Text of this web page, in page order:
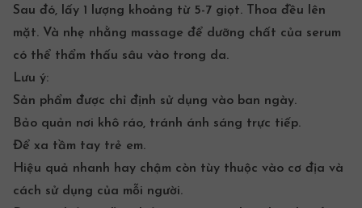
Sau đó, lấy 1 lượng khoảng từ 5-7 giọt. Thoa đều lên
mặt. Và nhẹ nhằng massage để dưỡng chất của serum
có thể thẩm thấu sâu vào trong da.
Lưu ý:
Sản phẩm được chỉ định sử dụng vào ban ngày.
Bảo quản nơi khô ráo, tránh ánh sáng trực tiếp.
Để xa tầm tay trẻ em.
Hiệu quả nhanh hay chậm còn tùy thuộc vào cơ địa và
cách sử dụng của mỗi người.